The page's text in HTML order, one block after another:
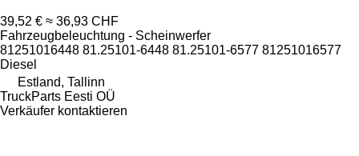
39,52 € ≈ 36,93 CHF
Fahrzeugbeleuchtung - Scheinwerfer
81251016448 81.25101-6448 81.25101-6577 81251016577
Diesel
Estland, Tallinn
TruckParts Eesti OÜ
Verkäufer kontaktieren